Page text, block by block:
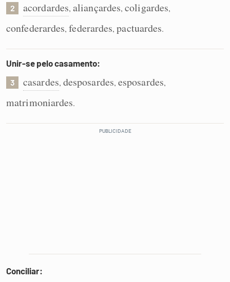
Conexões
Caça-palavras
Dicionário
2 acordardes, aliançardes,coligardes,
confederardes,federardes,pactuardes.
Unir-se pelo casamento:
3 casardes, desposardes, esposardes,
matrimoniardes.
Conciliar: